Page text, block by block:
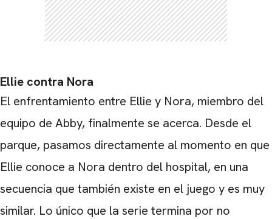
Ellie contra Nora
El enfrentamiento entre Ellie y Nora, miembro del
equipo de Abby, finalmente se acerca. Desde el
parque, pasamos directamente al momento en que
Ellie conoce a Nora dentro del hospital, en una
secuencia que también existe en el juego y es muy
similar. Lo único que la serie termina por no